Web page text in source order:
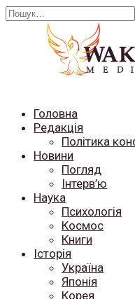
Перейти
Search
Головна
Редакція
Політика
Новини
Погляд
Інтерв’ю
Наука
Психологія
Космос
Книги
Історія
Україна
Японія
Корея